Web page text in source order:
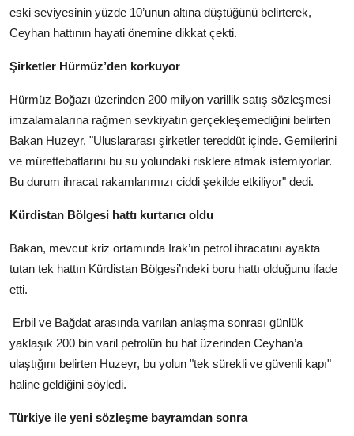
eski seviyesinin yüzde 10’unun altına düştüğünü belirterek,
Ceyhan hattının hayati önemine dikkat çekti.
Şirketler Hürmüz’den korkuyor
Hürmüz Boğazı üzerinden 200 milyon varillik satış sözleşmesi
imzalamalarına rağmen sevkiyatın gerçekleşemediğini belirten
Bakan Huzeyr, "Uluslararası şirketler tereddüt içinde. Gemilerini
ve mürettebatlarını bu su yolundaki risklere atmak istemiyorlar.
Bu durum ihracat rakamlarımızı ciddi şekilde etkiliyor" dedi.
Kürdistan Bölgesi hattı kurtarıcı oldu
Bakan, mevcut kriz ortamında Irak’ın petrol ihracatını ayakta
tutan tek hattın Kürdistan Bölgesi’ndeki boru hattı olduğunu ifade
etti.
Erbil ve Bağdat arasında varılan anlaşma sonrası günlük
yaklaşık 200 bin varil petrolün bu hat üzerinden Ceyhan’a
ulaştığını belirten Huzeyr, bu yolun "tek sürekli ve güvenli kapı"
haline geldiğini söyledi.
Türkiye ile yeni sözleşme bayramdan sonra